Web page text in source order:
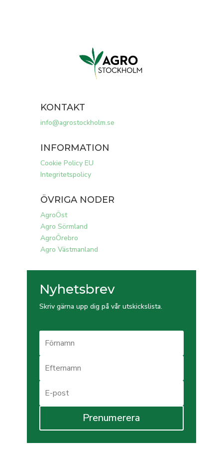
KONTAKT
info@agrostockholm.se
INFORMATION
Cookie Policy EU
Integritetspolicy
ÖVRIGA NODER
AgroÖst
Agro Sörmland
AgroÖrebro
Agro Västmanland
Nyhetsbrev
Skriv gärna upp dig på vår utskickslista.
Prenumerera